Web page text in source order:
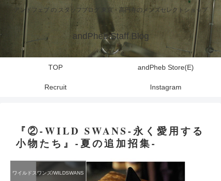
アンドフェブ の スタッフブログ 東京・高円寺のメンズセレクトショップ
andPheb Staff Blog
TOP andPheb Store(E)
Recruit Instagram
『②-WILD SWANS-永く愛用する
小物たち』-夏の追加招集-
ワイルドスワンズ/WILDSWANS